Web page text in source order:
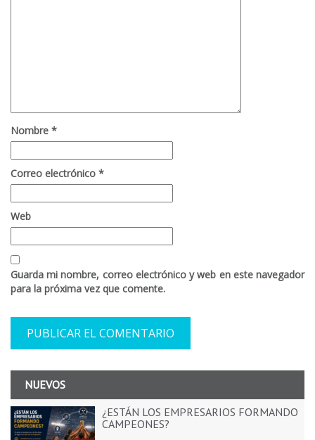
Nombre *
Correo electrónico *
Web
Guarda mi nombre, correo electrónico y web en este navegador
para la próxima vez que comente.
NUEVOS
¿ESTÁN LOS EMPRESARIOS FORMANDO
CAMPEONES?